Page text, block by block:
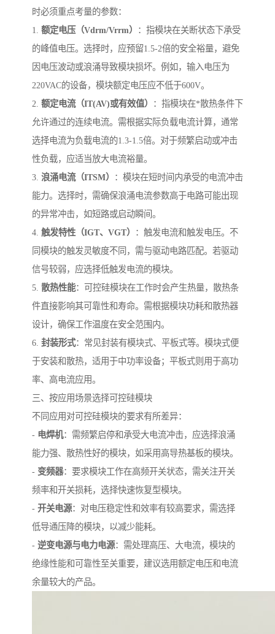
时必须重点考量的参数：
1. 额定电压（Vdrm/Vrrm）
：指模块在关断状态下承受
的峰值电压。选择时，应预留1.5-2倍的安全裕量，避免
因电压波动或浪涌导致模块损坏。例如，输入电压为
220VAC的设备，模块额定电压应不低于600V。
2. 额定电流（IT(AV)或有效值）
：指模块在*散热条件下
允许通过的连续电流。需根据实际负载电流计算，通常
选择电流为负载电流的1.3-1.5倍。对于频繁启动或冲击
性负载，应适当放大电流裕量。
3. 浪涌电流（ITSM）
：模块在短时间内承受的电流冲击
能力。选择时，需确保浪涌电流参数高于电路可能出现
的异常冲击，如短路或启动瞬间。
4. 触发特性（IGT、VGT）
：触发电流和触发电压。不
同模块的触发灵敏度不同，需与驱动电路匹配。若驱动
信号较弱，应选择低触发电流的模块。
5. 散热性能：可控硅模块在工作时会产生热量，散热条
件直接影响其可靠性和寿命。需根据模块功耗和散热器
设计，确保工作温度在安全范围内。
6. 封装形式：常见封装有模块式、平板式等。模块式便
于安装和散热，适用于中功率设备；平板式则用于高功
率、高电流应用。
三、按应用场景选择可控硅模块
不同应用对可控硅模块的要求有所差异：
- 电焊机：需频繁启停和承受大电流冲击，应选择浪涌
能力强、散热性好的模块，如采用高导热基板的模块。
- 变频器：要求模块工作在高频开关状态，需关注开关
频率和开关损耗，选择快速恢复型模块。
- 开关电源：对电压稳定性和效率有较高要求，需选择
低导通压降的模块，以减少能耗。
- 逆变电源与电力电源：需处理高压、大电流，模块的
绝缘性能和可靠性至关重要，建议选用额定电压和电流
余量较大的产品。